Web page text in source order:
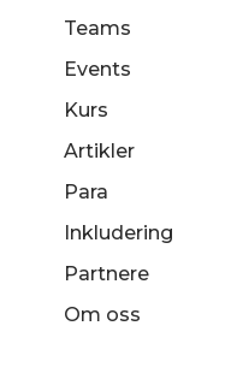
Teams
Events
Kurs
Artikler
Para
Inkludering
Partnere
Om oss